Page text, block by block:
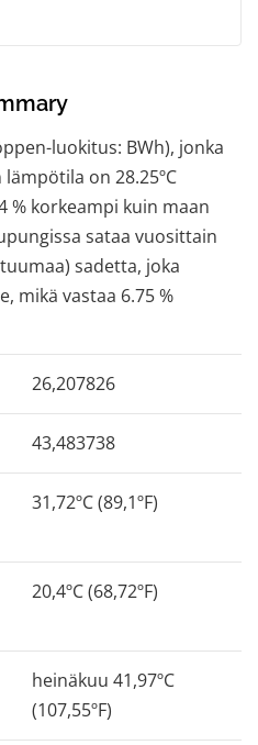
luokitus: BWh), jonka
on 28.25ºC
% korkeampi kuin maan
sataa vuosittain
sadetta, joka
mikä vastaa 6.75 %
26,207826
43,483738
31,72ºC (89,1ºF)
20,4ºC (68,72ºF)
heinäkuu 41,97ºC
(107,55ºF)